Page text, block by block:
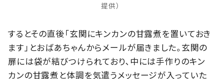
提供）
するとその直後「玄関にキンカンの甘露煮を置いておき
ます」とおばあちゃんからメールが届きました。玄関の
扉には袋が結びつけられており、中には手作りのキン
カンの甘露煮と体調を気遣うメッセージが入っていた